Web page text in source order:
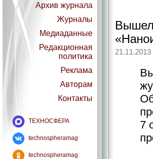
Архив журнала
Журналы
Медиаданные
Редакционная
политика
Реклама
Авторам
Контакты
ТЕХНОСФЕРА
technospheramag
technospheramag
Вышел
21.11.2013
7